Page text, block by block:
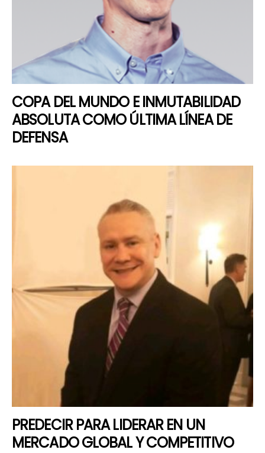
COPA DEL MUNDO E INMUTABILIDAD
ABSOLUTA COMO ÚLTIMA LÍNEA DE
DEFENSA
PREDECIR PARA LIDERAR EN UN
MERCADO GLOBAL Y COMPETITIVO